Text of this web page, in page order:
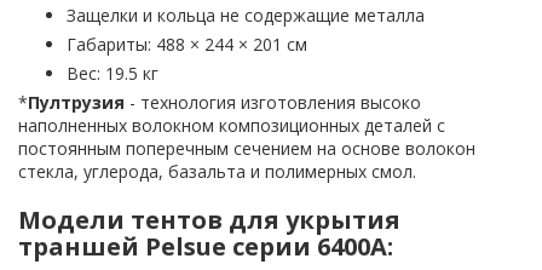
Защелки и кольца не содержащие металла
Габариты: 488 × 244 × 201 см
Вес: 19.5 кг
*Пултрузия - технология изготовления высоко
наполненных волокном композиционных деталей с
постоянным поперечным сечением на основе волокон
стекла, углерода, базальта и полимерных смол.
Модели тентов для укрытия
траншей Pelsue серии 6400A: